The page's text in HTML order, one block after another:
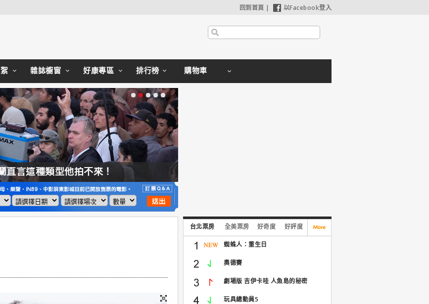
回到首頁 | 以Facebook登入
雜誌櫥窗 好康專區 排行榜 購物車
言這種類型他拍不來！
台北票房 全美票房 好奇度 好評度
蜘蛛人：重生日
奧德賽
劇場版 吉伊卡哇 人魚島的秘密
玩具總動員5